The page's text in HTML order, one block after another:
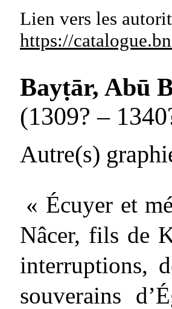
Lien vers les
https://
Bayṭār, Abū
(1309? –
Autre(s)
« Écuyer et
Nâcer, fils de
interruptions,
souverains